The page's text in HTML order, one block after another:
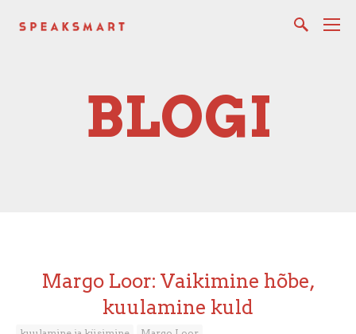
BLOGI
Margo Loor: Vaikimine hõbe,
kuulamine kuld